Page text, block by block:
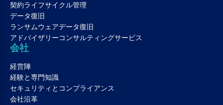
契約ライフサイクル管理
データ復旧
ランサムウェアデータ復旧
アドバイザリーコンサルティングサービス
会社
経営陣
経験と専門知識
セキュリティとコンプライアンス
会社沿革